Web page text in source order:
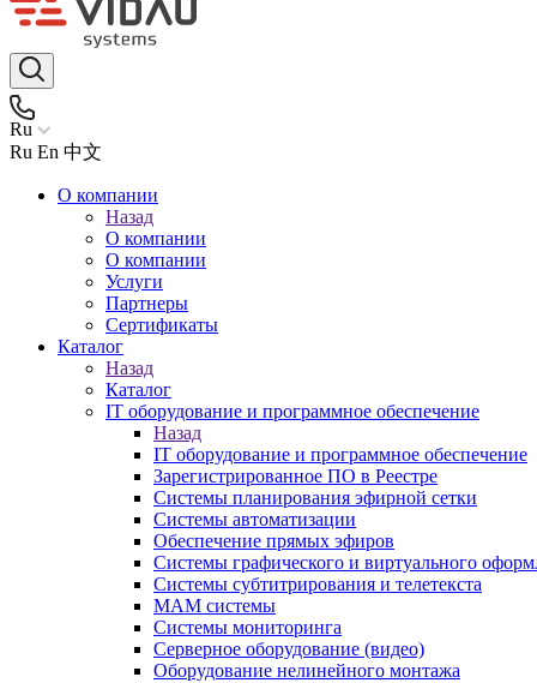
Ru
Ru En 中文
О компании
Назад
О компании
О компании
Услуги
Партнеры
Сертификаты
Каталог
Назад
Каталог
IT оборудование и программное обеспечение
Назад
IT оборудование и программное обеспечение
Зарегистрированное ПО в Реестре
Системы планирования эфирной сетки
Системы автоматизации
Обеспечение прямых эфиров
Системы графического и виртуального
Системы субтитрирования и телетекста
MAM системы
Системы мониторинга
Серверное оборудование (видео)
Оборудование нелинейного монтажа